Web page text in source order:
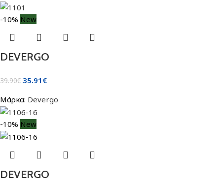
-10% New
DEVERGO
39.90€ 35.91 €
Μάρκα: Devergo
-10% New
DEVERGO